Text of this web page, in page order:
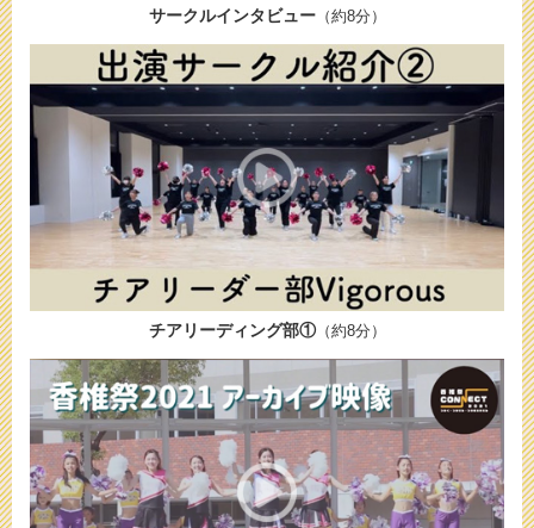
サークルインタビュー（約8分）
チアリーディング部①（約8分）